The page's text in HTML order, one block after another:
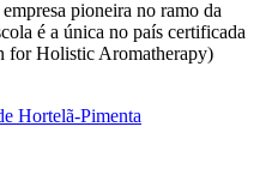
pioneira no ramo da
é a única no país certificada
for Holistic Aromatherapy)
Hortelã-Pimenta